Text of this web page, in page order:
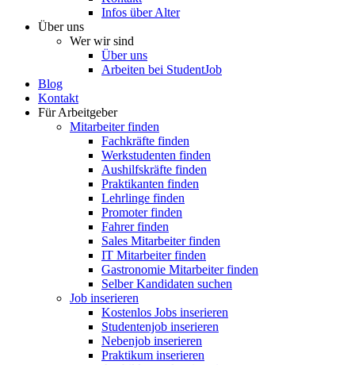
Infos über Alter
Über uns
Wer wir sind
Über uns
Arbeiten bei StudentJob
Blog
Kontakt
Für Arbeitgeber
Mitarbeiter finden
Fachkräfte finden
Werkstudenten finden
Aushilfskräfte finden
Praktikanten finden
Lehrlinge finden
Promoter finden
Fahrer finden
Sales Mitarbeiter finden
IT Mitarbeiter finden
Gastronomie Mitarbeiter finden
Selber Kandidaten suchen
Job inserieren
Kostenlos Jobs inserieren
Studentenjob inserieren
Nebenjob inserieren
Praktikum inserieren